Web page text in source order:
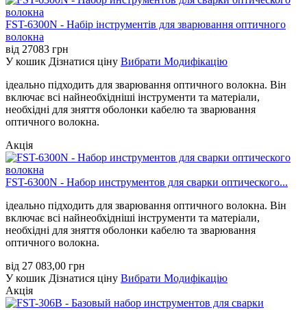
FST-6300N - Набір інструментів для зварювання оптичного
волокна
від 27083 грн
У кошик Дізнатися ціну Вибрати Модифікацію
ідеально підходить для зварювання оптичного волокна. Він
включає всі найнеобхідніші інструменти та матеріали,
необхідні для зняття оболонки кабелю та зварювання
оптичного волокна.
Акція
FST-6300N - Набор инструментов для сварки оптического...
ідеально підходить для зварювання оптичного волокна. Він
включає всі найнеобхідніші інструменти та матеріали,
необхідні для зняття оболонки кабелю та зварювання
оптичного волокна.
від 27 083,00 грн
У кошик Дізнатися ціну Вибрати Модифікацію
Акція